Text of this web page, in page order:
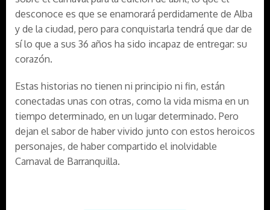
desconoce es que se enamorará perdidamente de Alba
y de la ciudad, pero para conquistarla tendrá que dar de
sí lo que a sus 36 años ha sido incapaz de entregar: su
corazón.
Estas historias no tienen ni principio ni fin, están
conectadas unas con otras, como la vida misma en un
tiempo determinado, en un lugar determinado. Pero
dejan el sabor de haber vivido junto con estos heroicos
personajes, de haber compartido el inolvidable
Carnaval de Barranquilla.